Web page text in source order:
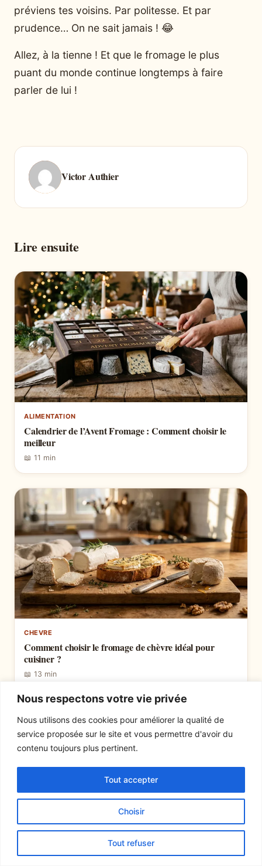
Nous respectons votre vie privée
Nous utilisons des cookies pour améliorer la qualité de
service proposée sur le site et vous permettre d'avoir du
contenu toujours plus pertinent.
Choisir
Tout refuser
Tout accepter
préviens tes voisins. Par politesse. Et par
prudence… On ne sait jamais ! 😂
Allez, à la tienne ! Et que le fromage le plus
puant du monde continue longtemps à faire
parler de lui !
Victor Authier
Lire ensuite
ALIMENTATION
Calendrier de l’Avent Fromage : Comment choisir le
meilleur
📖 11 min
CHEVRE
Comment choisir le fromage de chèvre idéal pour
cuisiner ?
📖 13 min